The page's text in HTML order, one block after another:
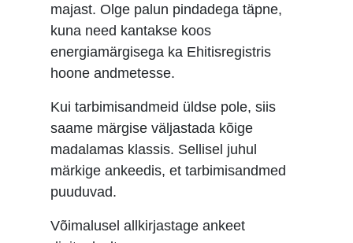
majast. Olge palun pindadega täpne,
kuna need kantakse koos
energiamärgisega ka Ehitisregistris
hoone andmetesse.
Kui tarbimisandmeid üldse pole, siis
saame märgise väljastada kõige
madalamas klassis. Sellisel juhul
märkige ankeedis, et tarbimisandmed
puuduvad.
Võimalusel allkirjastage ankeet